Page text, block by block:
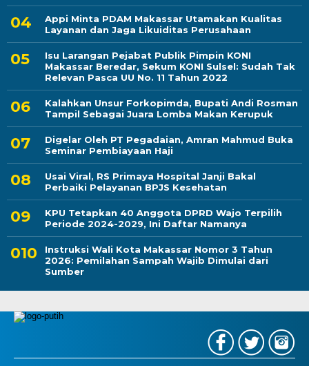
Appi Minta PDAM Makassar Utamakan Kualitas
Layanan dan Jaga Likuiditas Perusahaan
Isu Larangan Pejabat Publik Pimpin KONI
Makassar Beredar, Sekum KONI Sulsel: Sudah Tak
Relevan Pasca UU No. 11 Tahun 2022
Kalahkan Unsur Forkopimda, Bupati Andi Rosman
Tampil Sebagai Juara Lomba Makan Kerupuk
Digelar Oleh PT Pegadaian, Amran Mahmud Buka
Seminar Pembiayaan Haji
Usai Viral, RS Primaya Hospital Janji Bakal
Perbaiki Pelayanan BPJS Kesehatan
KPU Tetapkan 40 Anggota DPRD Wajo Terpilih
Periode 2024-2029, Ini Daftar Namanya
Instruksi Wali Kota Makassar Nomor 3 Tahun
2026: Pemilahan Sampah Wajib Dimulai dari
Sumber